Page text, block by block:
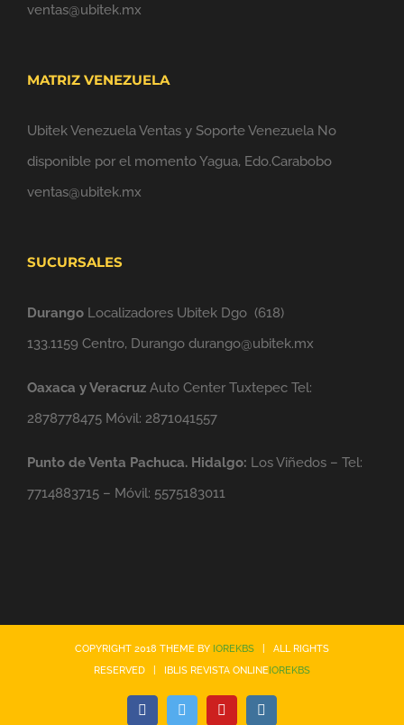
ventas@ubitek.mx
MATRIZ VENEZUELA
Ubitek Venezuela Ventas y Soporte Venezuela No
disponible por el momento Yagua, Edo.Carabobo
ventas@ubitek.mx
SUCURSALES
Durango Localizadores Ubitek Dgo (618)
133.1159 Centro, Durango durango@ubitek.mx
Oaxaca y Veracruz Auto Center Tuxtepec Tel:
2878778475 Móvil: 2871041557
Punto de Venta Pachuca. Hidalgo: Los Viñedos – Tel:
7714883715 – Móvil: 5575183011
COPYRIGHT 2018 THEME BY IOREKBS | ALL RIGHTS
RESERVED | IBLIS REVISTA ONLINEIOREKBS
FacebookTwitterYouTubeInstagram